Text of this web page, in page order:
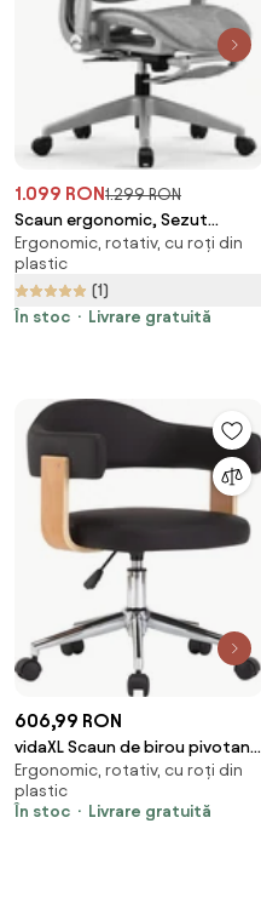
1.099 RON1.299 RON
Scaun ergonomic, Sezut
Translatie, cotiere 9D, tetiera
6D, suport lombar reglabil,
spătar reglabil inaltime,
pivotant, suport picioare, Gri
Ergonomic, rotativ, cu roți din
plastic
(1)
În stoc
Livrare gratuită
606,99 RON
vidaXL Scaun de birou pivotant,
negru, lemn curbat și piele
ecologică
Ergonomic, rotativ, cu roți din
plastic
În stoc
Livrare gratuită